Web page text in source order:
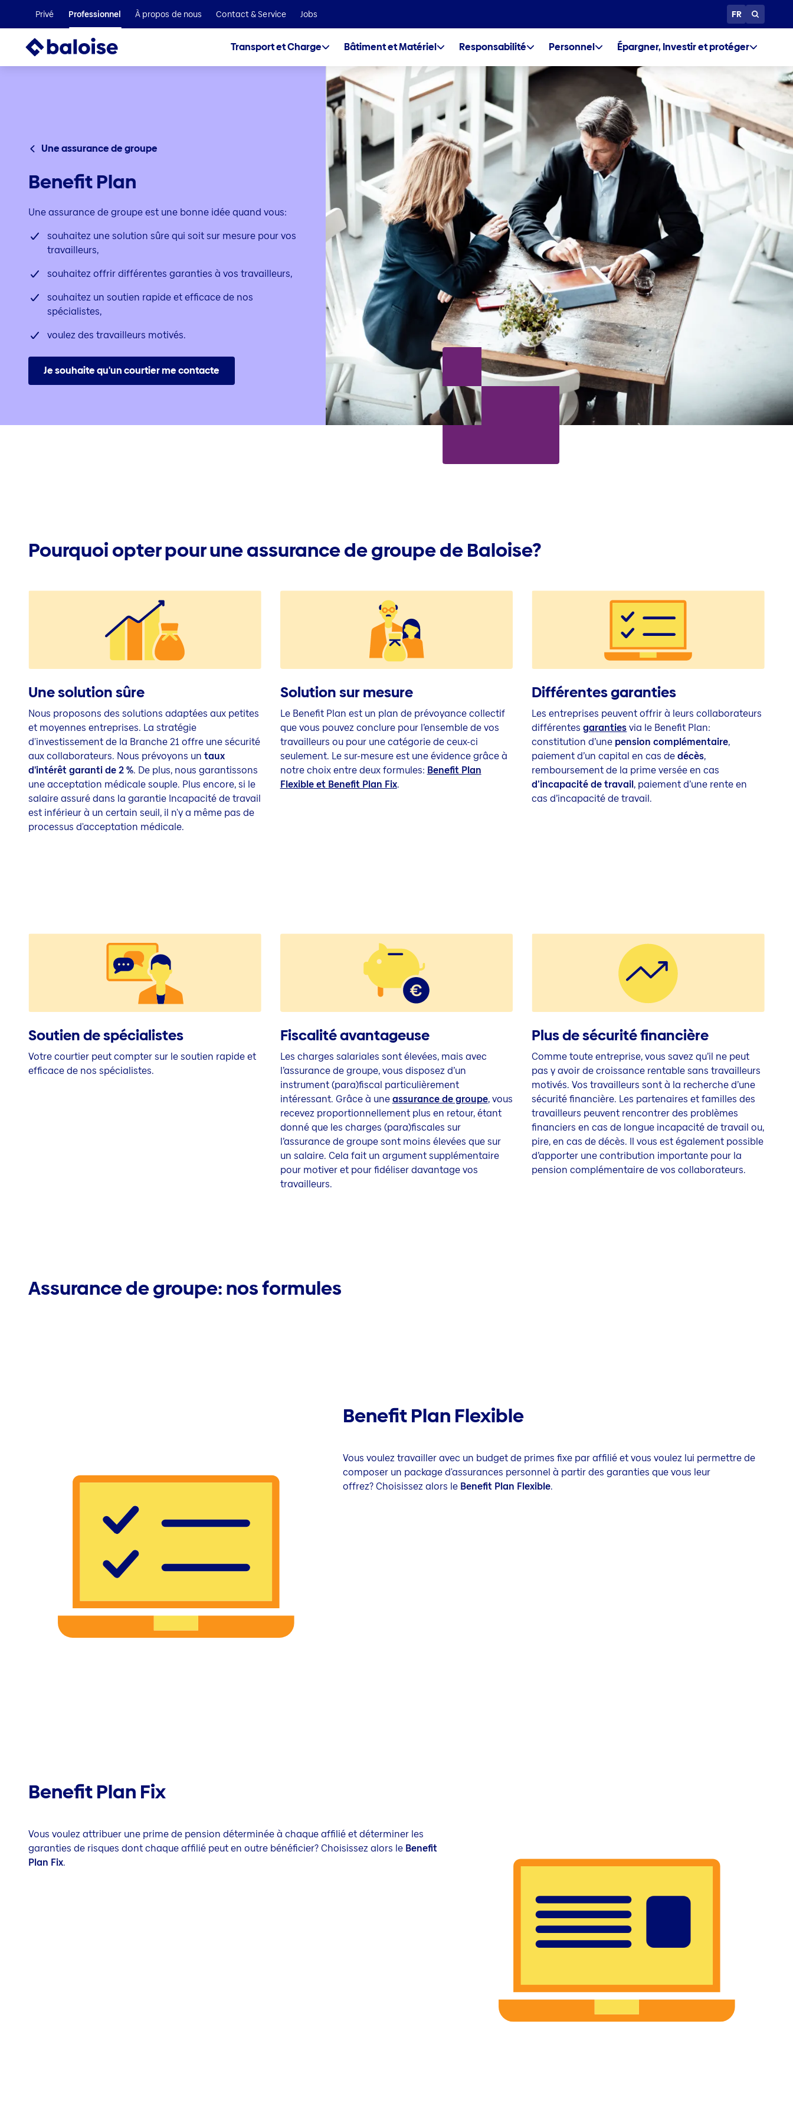
Nous faisons partie du groupe Helvetia Baloise
Privé Professionnel À propos de nous Contact & Service Jobs FR
Transport et Charge Bâtiment et Matériel Responsabilité Personnel Épargner, Investir et protéger
Une assurance de groupe
Benefit Plan
Une assurance de groupe est une bonne idée quand vous:
souhaitez une solution sûre qui soit sur mesure pour vos
travailleurs,
souhaitez offrir différentes garanties à vos travailleurs,
souhaitez un soutien rapide et efficace de nos
spécialistes,
voulez des travailleurs motivés.
Je souhaite qu'un courtier me contacte
Pourquoi opter pour une assurance de groupe de Baloise?
Une solution sûre
Nous proposons des solutions adaptées aux petites
et moyennes entreprises. La stratégie
d'investissement de la Branche 21 offre une sécurité
aux collaborateurs. Nous prévoyons un taux
d'intérêt garanti de 2 %. De plus, nous garantissons
une acceptation médicale souple. Plus encore, si le
salaire assuré dans la garantie Incapacité de travail
est inférieur à un certain seuil, il n'y a même pas de
processus d'acceptation médicale.
Solution sur mesure
Le Benefit Plan est un plan de prévoyance collectif
que vous pouvez conclure pour l’ensemble de vos
travailleurs ou pour une catégorie de ceux-ci
seulement. Le sur-mesure est une évidence grâce à
notre choix entre deux formules: Benefit Plan
Flexibleet Benefit Plan Fix.
Différentes garanties
Les entreprises peuvent offrir à leurs collaborateurs
différentesgarantiesvia le Benefit Plan:
constitution d’une pension complémentaire,
paiement d’un capital en cas dedécès,
remboursement de la prime versée en cas
d’incapacité de travail, paiement d’une rente en
cas d’incapacité de travail.
Soutien de spécialistes
Votre courtier peut compter sur le soutien rapide et
efficace de nos spécialistes.
Fiscalité avantageuse
Les charges salariales sont élevées, mais avec
l’assurance de groupe, vous disposez d’un
instrument (para)fiscal particulièrement
intéressant. Grâce à uneassurance de groupe, vous
recevez proportionnellement plus en retour, étant
donné que les charges (para)fiscales sur
l’assurance de groupe sont moins élevées que sur
un salaire. Cela fait un argument supplémentaire
pour motiver et pour fidéliser davantage vos
travailleurs.
Plus de sécurité financière
Comme toute entreprise, vous savez qu’il ne peut
pas y avoir de croissance rentable sans travailleurs
motivés. Vos travailleurs sont à la recherche d’une
sécurité financière. Les partenaires et familles des
travailleurs peuvent rencontrer des problèmes
financiers en cas de longue incapacité de travail ou,
pire, en cas de décès. Il vous est également possible
d’apporter une contribution importante pour la
pension complémentaire de vos collaborateurs.
Assurance de groupe: nos formules
Benefit Plan Flexible
Vous voulez travailler avec un budget de primes fixe par affilié et vous voulez lui permettre de
composer un package d'assurances personnel à partir des garanties que vous leur
offrez? Choisissez alors le Benefit Plan Flexible.
Benefit Plan Fix
Vous voulez attribuer une prime de pension déterminée à chaque affilié et déterminer les
garanties de risques dont chaque affilié peut en outre bénéficier? Choisissez alors le Benefit
Plan Fix.